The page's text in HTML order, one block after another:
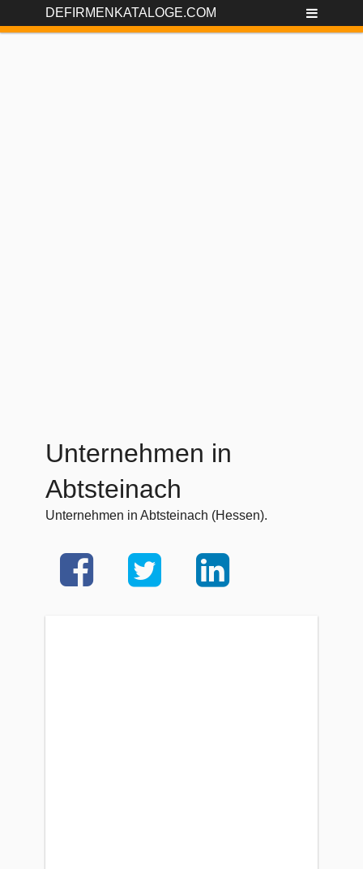
DEFIRMENKATALOGE.COM
Unternehmen in
Abtsteinach
Unternehmen in Abtsteinach (Hessen).